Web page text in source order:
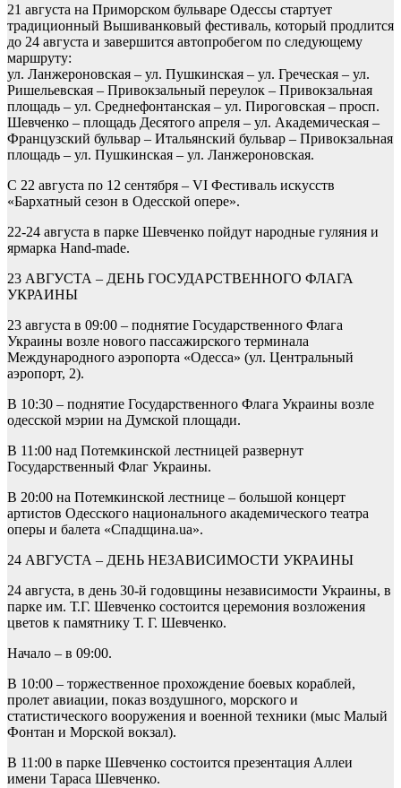
21 августа на Приморском бульваре Одессы стартует
традиционный Вышиванковый фестиваль, который продлится
до 24 августа и завершится автопробегом по следующему
маршруту:
ул. Ланжероновская – ул. Пушкинская – ул. Греческая – ул.
Ришельевская – Привокзальный переулок – Привокзальная
площадь – ул. Среднефонтанская – ул. Пироговская – просп.
Шевченко – площадь Десятого апреля – ул. Академическая –
Французский бульвар – Итальянский бульвар – Привокзальная
площадь – ул. Пушкинская – ул. Ланжероновская.
С 22 августа по 12 сентября – VI Фестиваль искусств
«Бархатный сезон в Одесской опере».
22-24 августа в парке Шевченко пойдут народные гуляния и
ярмарка Hand-made.
23 АВГУСТА – ДЕНЬ ГОСУДАРСТВЕННОГО ФЛАГА
УКРАИНЫ
23 августа в 09:00 – поднятие Государственного Флага
Украины возле нового пассажирского терминала
Международного аэропорта «Одесса» (ул. Центральный
аэропорт, 2).
В 10:30 – поднятие Государственного Флага Украины возле
одесской мэрии на Думской площади.
В 11:00 над Потемкинской лестницей развернут
Государственный Флаг Украины.
В 20:00 на Потемкинской лестнице – большой концерт
артистов Одесского национального академического театра
оперы и балета «Спадщина.ua».
24 АВГУСТА – ДЕНЬ НЕЗАВИСИМОСТИ УКРАИНЫ
24 августа, в день 30-й годовщины независимости Украины, в
парке им. Т.Г. Шевченко состоится церемония возложения
цветов к памятнику Т. Г. Шевченко.
Начало – в 09:00.
В 10:00 – торжественное прохождение боевых кораблей,
пролет авиации, показ воздушного, морского и
статистического вооружения и военной техники (мыс Малый
Фонтан и Морской вокзал).
В 11:00 в парке Шевченко состоится презентация Аллеи
имени Тараса Шевченко.